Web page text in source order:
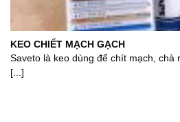
KEO CHIẾT MẠCH GẠCH
Saveto là keo dùng để chít mạch, chà
[...]